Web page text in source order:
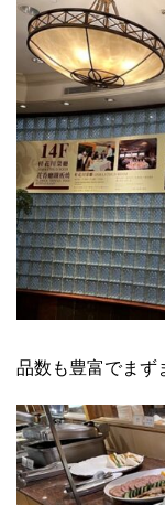
品数も豊富でまず